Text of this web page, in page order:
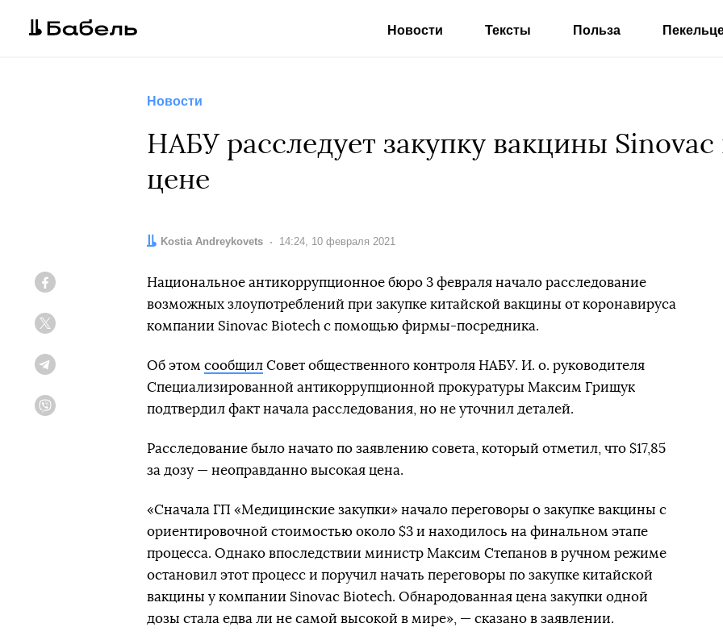
Новости Тексты Польза
Новости
НАБУ расследует закупку вакцины
цене
Автор:
Kostia Andreykovets Дата:
14:24, 10 февраля 2021
Национальное антикоррупционное бюро 3 февраля начало расследование
возможных злоупотреблений при закупке китайской вакцины от коронавируса
компании Sinovac Biotech с помощью фирмы-посредника.
Об этом сообщил Совет общественного контроля НАБУ. И. о. руководителя
Специализированной антикоррупционной прокуратуры Максим Грищук
подтвердил факт начала расследования, но не уточнил деталей.
Расследование было начато по заявлению совета, который отметил, что $17,85
за дозу — неоправданно высокая цена.
«Сначала ГП «Медицинские закупки» начало переговоры о закупке вакцины с
ориентировочной стоимостью около $3 и находилось на финальном этапе
процесса. Однако впоследствии министр Максим Степанов в ручном режиме
остановил этот процесс и поручил начать переговоры по закупке китайской
вакцины у компании Sinovac Biotech. Обнародованная цена закупки одной
дозы стала едва ли не самой высокой в ​​мире», — сказано в заявлении.